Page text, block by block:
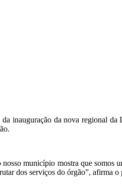
inauguração da nova regional
nosso município mostra que
dos serviços do órgão”, afirma